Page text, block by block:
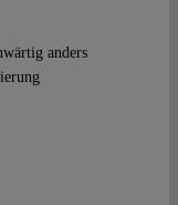
anders